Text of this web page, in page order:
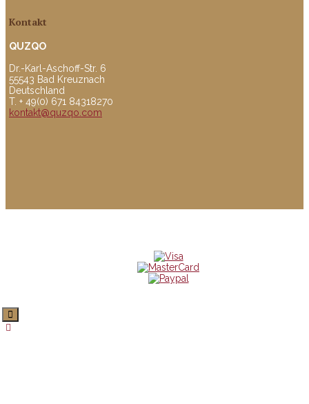
Kontakt
QUZQO
Dr.-Karl-Aschoff-Str. 6
55543 Bad Kreuznach
Deutschland
T. + 49(0) 671 84318270
kontakt@quzqo.com